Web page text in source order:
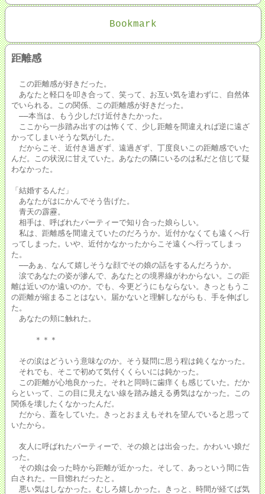
Bookmark
距離感
この距離感が好きだった。
あなたと軽口を叩き合って、笑って、お互い気を遣わずに、自然体
でいられる。この関係、この距離感が好きだった。
――本当は、もう少しだけ近付きたかった。
ここから一歩踏み出すのは怖くて、少し距離を間違えれば逆に遠ざ
かってしまいそうな気がした。
だからこそ、近付き過ぎず、遠過ぎず、丁度良いこの距離感でいた
んだ。この状況に甘えていた。あなたの隣にいるのは私だと信じて疑
わなかった。
「結婚するんだ」
あなたがはにかんでそう告げた。
青天の霹靂。
相手は、呼ばれたパーティーで知り合った娘らしい。
私は、距離感を間違えていたのだろうか。近付かなくても遠くへ行
ってしまった。いや、近付かなかったからこそ遠くへ行ってしまっ
た。
――あぁ、なんて嬉しそうな顔でその娘の話をするんだろうか。
涙であなたの姿が滲んで、あなたとの境界線がわからない。この距
離は近いのか遠いのか。でも、今更どうにもならない。きっともうこ
の距離が縮まることはない。届かないと理解しながらも、手を伸ばし
た。
あなたの頬に触れた。
＊＊＊
その涙はどういう意味なのか。そう疑問に思う程は鈍くなかった。
それでも、そこで初めて気付くくらいには鈍かった。
この距離が心地良かった。それと同時に歯痒くも感じていた。だか
らといって、この目に見えない線を踏み越える勇気はなかった。この
関係を壊したくなかったんだ。
だから、蓋をしていた。きっとおまえもそれを望んでいると思って
いたから。
友人に呼ばれたパーティーで、その娘とは出会った。かわいい娘だ
った。
その娘は会った時から距離が近かった。そして、あっという間に告
白された。一目惚れだったと。
悪い気はしなかった。むしろ嬉しかった。きっと、時間が経てば気